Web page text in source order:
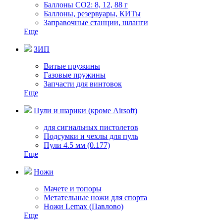
Баллоны СО2: 8, 12, 88 г
Баллоны, резервуары, КИТы
Заправочные станции, шланги
Еще
ЗИП
Витые пружины
Газовые пружины
Запчасти для винтовок
Еще
Пули и шарики (кроме Airsoft)
для сигнальных пистолетов
Подсумки и чехлы для пуль
Пули 4.5 мм (0.177)
Еще
Ножи
Мачете и топоры
Метательные ножи для спорта
Ножи Lemax (Павлово)
Еще